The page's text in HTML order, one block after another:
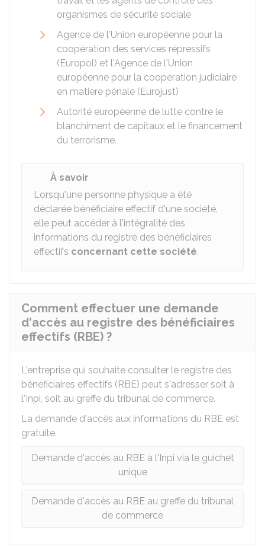
organismes de sécurité sociale
Agence de l'Union européenne pour la
coopération des services répressifs
(Europol) et l'Agence de l'Union
européenne pour la coopération judiciaire
en matière pénale (Eurojust)
Autorité européenne de lutte contre le
blanchiment de capitaux et le financement
du terrorisme.
À savoir
Lorsqu'une personne physique a été
déclarée bénéficiaire effectif d'une société,
elle peut accéder à l'intégralité des
informations du registre des bénéficiaires
effectifs concernant cette société.
Comment effectuer une demande
d'accès au registre des bénéficiaires
effectifs (RBE) ?
L'entreprise qui souhaite consulter le registre des
bénéficiaires effectifs (RBE) peut s'adresser soit à
l'Inpi, soit au greffe du tribunal de commerce.
La demande d'accès aux informations du RBE est
gratuite.
Demande d'accès au RBE à l'Inpi via le guichet
unique
Demande d'accès au RBE au greffe du tribunal
de commerce